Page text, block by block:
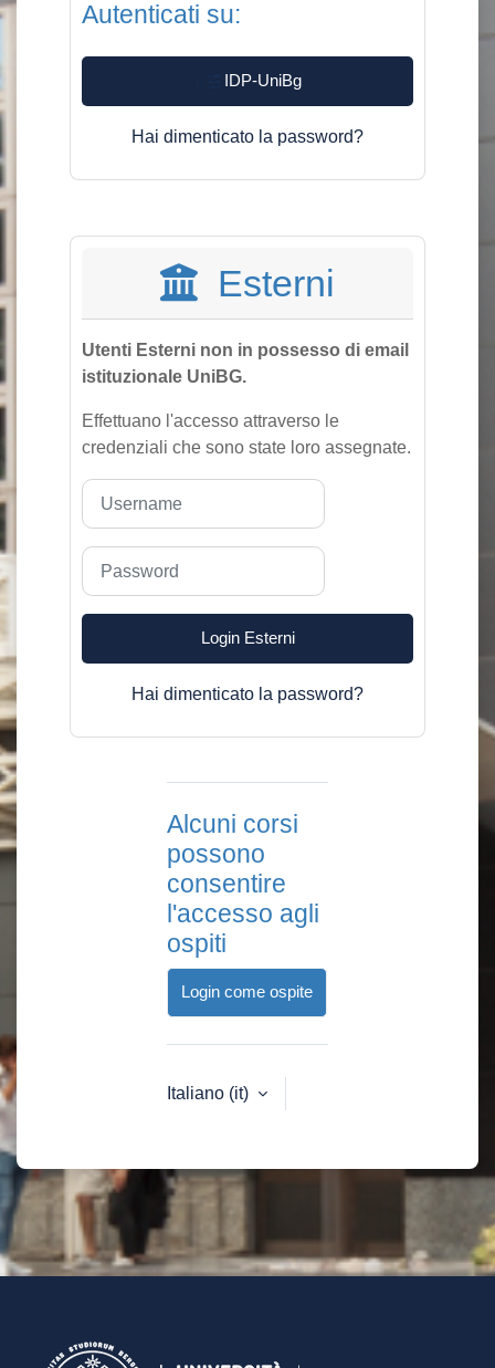
Autenticati su:
IDP-UniBg
Hai dimenticato la password?
Esterni
Utenti Esterni non in possesso di email
istituzionale UniBG.
Effettuano l'accesso attraverso le
credenziali che sono state loro assegnate.
Username
Password
Login Esterni
Hai dimenticato la password?
Alcuni corsi
possono
consentire
l'accesso agli
ospiti
Login come ospite
Italiano ‎(it)‎